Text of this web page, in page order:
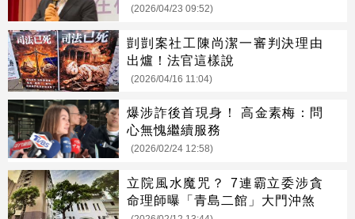
(2026/04/23 09:52)
剴剴案社工陳尚潔一審判決理由
出爐！法官這樣說
(2026/04/16 11:04)
爆涉詐後首現身！ 高金素梅：問
心無愧繼續服務
(2026/02/24 12:58)
立院風水魔咒？ 7連霸立委涉貪
命理師曝「青島二館」大門沖煞